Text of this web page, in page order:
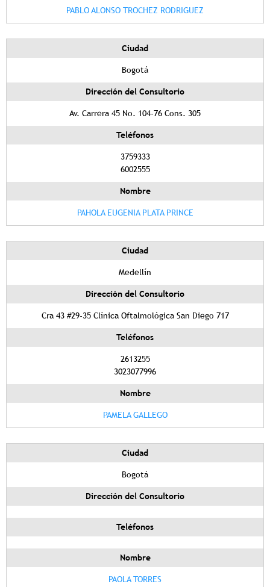
PABLO ALONSO TROCHEZ RODRIGUEZ
Ciudad
Bogotá
Dirección del Consultorio
Av. Carrera 45 No. 104-76 Cons. 305
Teléfonos
3759333
6002555
Nombre
PAHOLA EUGENIA PLATA PRINCE
Ciudad
Medellín
Dirección del Consultorio
Cra 43 #29-35 Clínica Oftalmológica San Diego 717
Teléfonos
2613255
3023077996
Nombre
PAMELA GALLEGO
Ciudad
Bogotá
Dirección del Consultorio
Teléfonos
Nombre
PAOLA TORRES